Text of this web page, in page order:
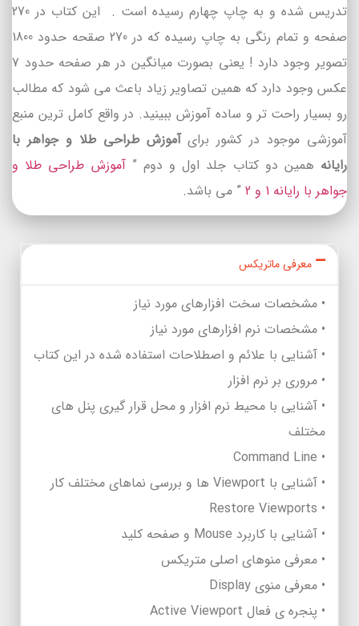
تدریس شده و به چاپ چهارم رسیده است . این کتاب در 270
صفحه و تمام رنگی به چاپ رسیده که در 270 صقحه حدود 1800
تصویر وجود دارد ! یعنی بصورت میانگین در هر صفحه حدود 7
عکس وجود دارد که همین تصاویر زیاد باعث می شود که مطالب
رو بسیار راحت تر و ساده آموزش ببینید. در واقع کامل ترین منبع
آموزشی موجود در کشور برایآموزش طراحی طلا و جواهر با
رایانه همین دو کتاب جلد اول و دوم ”آموزش طراحی طلا و
جواهر با رایانه 1 و 2
” می باشد.
معرفی ماتریکس
• مشخصات سخت افزارهای مورد نیاز
• مشخصات نرم افزارهای مورد نیاز
• آشنایی با علائم و اصطلاحات استفاده شده در این کتاب
• مروری بر نرم افزار
• آشنایی با محیط نرم افزار و محل قرار گیری پنل های
مختلف
• Command Line
• آشنایی با Viewport ها و بررسی نماهای مختلف کار
• Restore Viewports
• آشنایی با کاربرد Mouse و صفحه کلید
• معرفی منوهای اصلی متریکس
• معرفی منوی Display
• پنجره ی فعال Active Viewport